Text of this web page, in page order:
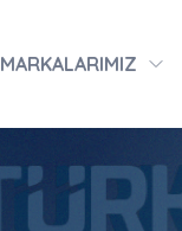
MARKALARIMIZ